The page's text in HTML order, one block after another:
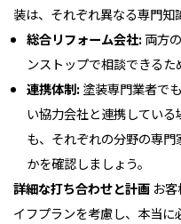
装は、それぞれ異なる専門知
総合リフォーム会社:両方
ンストップで相談できるた
連携体制:塗装専門業者で
い協力会社と連携してい
も、それぞれの分野の専
かを確認しましょう。
詳細な打ち合わせと計画 お
イフプランを考慮し、本当